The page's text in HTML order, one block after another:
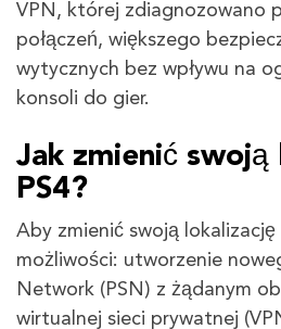
VPN, której zdiagnozowano
połączeń, większego
wytycznych bez wpływu na
konsoli do gier.
Jak zmienić swoją
PS4?
Aby zmienić swoją lokalizację
możliwości: utworzenie
Network (PSN) z żądanym
wirtualnej sieci prywatnej